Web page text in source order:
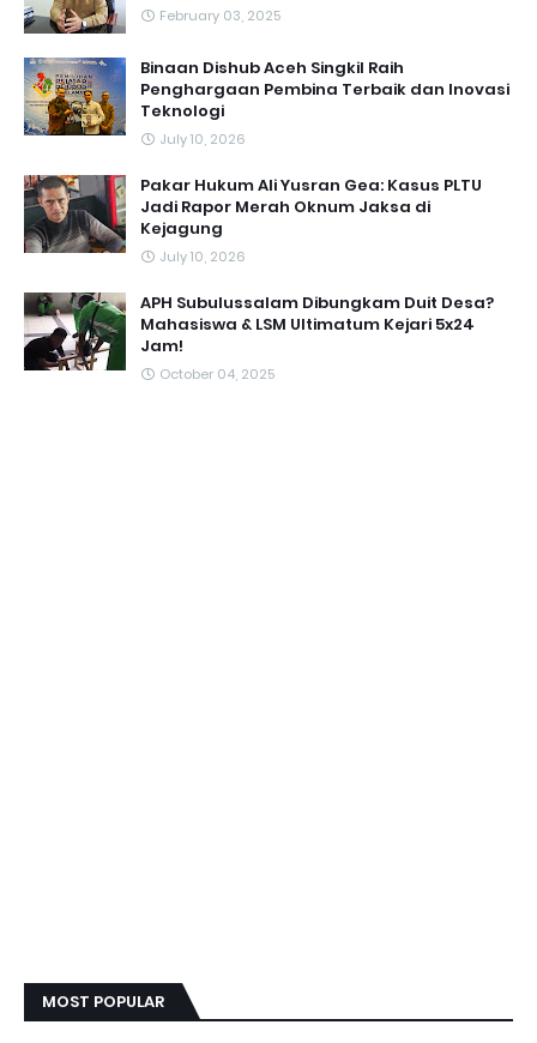
February 03, 2025
Binaan Dishub Aceh Singkil Raih
Penghargaan Pembina Terbaik dan Inovasi
Teknologi
July 10, 2026
Pakar Hukum Ali Yusran Gea: Kasus PLTU
Jadi Rapor Merah Oknum Jaksa di
Kejagung
July 10, 2026
APH Subulussalam Dibungkam Duit Desa?
Mahasiswa & LSM Ultimatum Kejari 5x24
Jam!
October 04, 2025
MOST POPULAR